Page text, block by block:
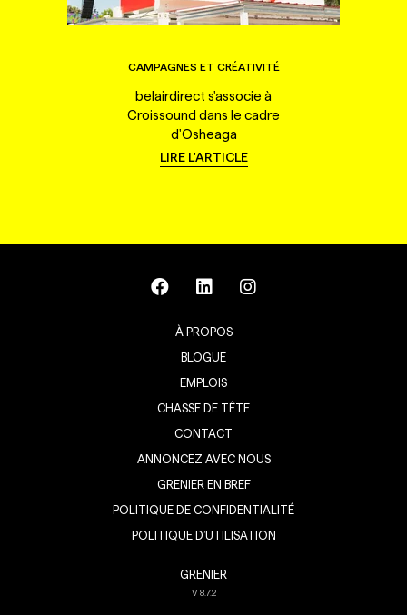
CAMPAGNES ET CRÉATIVITÉ
belairdirect s'associe à
Croissound dans le cadre
d'Osheaga
LIRE L'ARTICLE
À PROPOS
BLOGUE
EMPLOIS
CHASSE DE TÊTE
CONTACT
ANNONCEZ AVEC NOUS
GRENIER EN BREF
POLITIQUE DE CONFIDENTIALITÉ
POLITIQUE D’UTILISATION
GRENIER
V8.7.2